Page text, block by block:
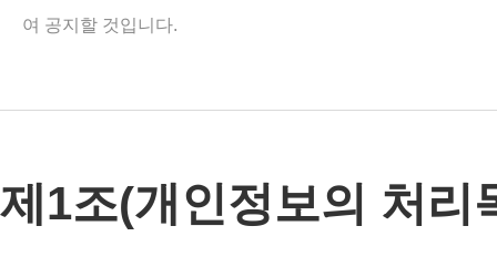
여 공지할 것입니다.
제1조(개인정보의 처리